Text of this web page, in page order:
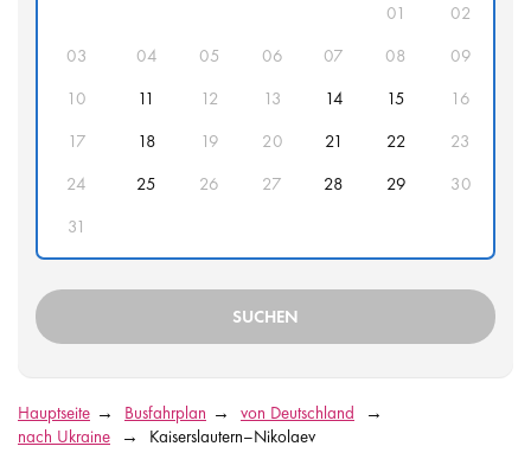
01
02
03
04 05 06 07 08
09
10
11 12 13 14 15
16
17
18 19 20 21 22
23
24
25 26 27 28 29
30
31
Hauptseite Busfahrplan
von Deutschland
nach Ukraine
Kaiserslautern–Nikolaev